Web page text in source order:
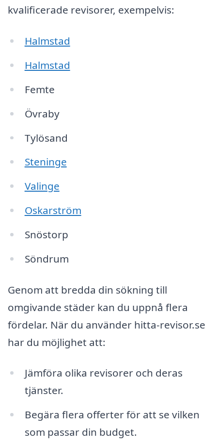
kvalificerade revisorer, exempelvis:
Halmstad
Halmstad
Femte
Övraby
Tylösand
Steninge
Valinge
Oskarström
Snöstorp
Söndrum
Genom att bredda din sökning till
omgivande städer kan du uppnå flera
fördelar. När du använder hitta-revisor.se
har du möjlighet att:
Jämföra olika revisorer och deras
tjänster.
Begära flera offerter för att se vilken
som passar din budget.